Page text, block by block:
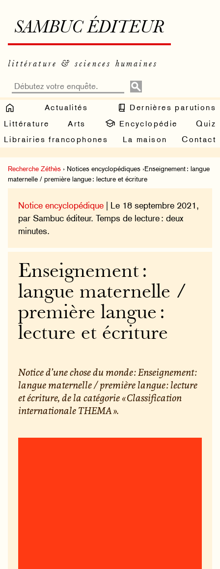
SAMBUC ÉDITEUR
littérature & sciences humaines
Actualités
Dernières parutions
Littérature
Arts Encyclopédie
Quiz
Librairies francophones
La maison Contact
Recherche Zéthès › Notices encyclopédiques ›Enseignement : langue
maternelle / première langue : lecture et écriture
Notice encyclopédique | Le 18 septembre 2021,
par Sambuc éditeur. Temps de lecture : deux
minutes.
Enseignement :
langue maternelle /
première langue :
lecture et écriture
Notice d’une chose du monde : Enseignement :
langue maternelle / première langue : lecture
et écriture, de la catégorie « Classification
internationale THEMA ».